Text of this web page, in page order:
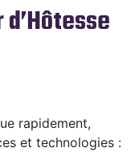
rapidement,
et technologies :